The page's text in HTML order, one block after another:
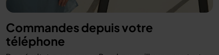
Commandes depuis votre
téléphone